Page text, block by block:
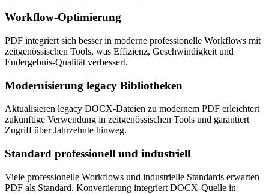
Workflow-Optimierung
PDF integriert sich besser in moderne professionelle Workflows mit
zeitgenössischen Tools, was Effizienz, Geschwindigkeit und
Endergebnis-Qualität verbessert.
Modernisierung legacy Bibliotheken
Aktualisieren legacy DOCX-Dateien zu modernem PDF erleichtert
zukünftige Verwendung in zeitgenössischen Tools und garantiert
Zugriff über Jahrzehnte hinweg.
Standard professionell und industriell
Viele professionelle Workflows und industrielle Standards erwarten
PDF als Standard. Konvertierung integriert DOCX-Quelle in